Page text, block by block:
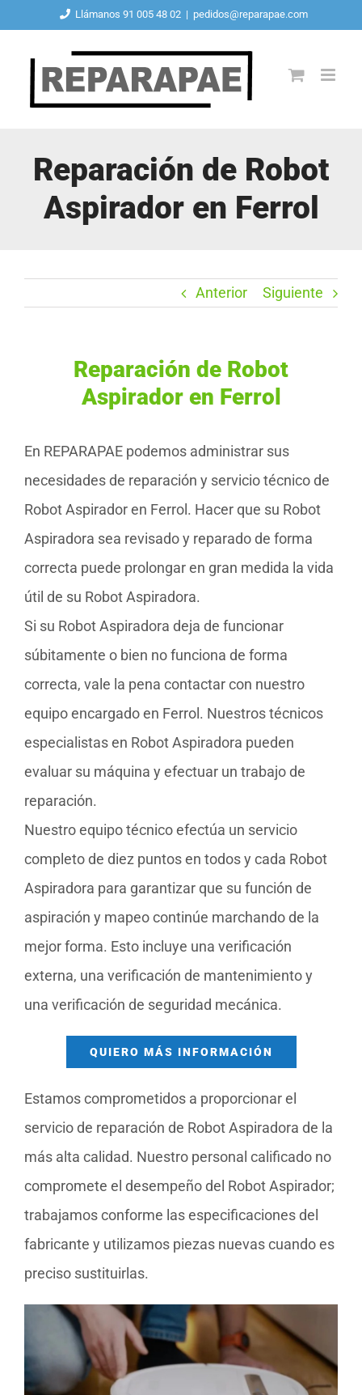
contenido
Llámanos 91 005 48 02 | pedidos@reparapae.com
Reparación de Robot
Aspirador en Ferrol
Anterior Siguiente
Reparación de Robot
Aspirador en Ferrol
En REPARAPAE podemos administrar sus
necesidades de reparación y servicio técnico de
Robot Aspirador en Ferrol. Hacer que su Robot
Aspiradora sea revisado y reparado de forma
correcta puede prolongar en gran medida la vida
útil de su Robot Aspiradora.
Si su Robot Aspiradora deja de funcionar
súbitamente o bien no funciona de forma
correcta, vale la pena contactar con nuestro
equipo encargado en Ferrol. Nuestros técnicos
especialistas en Robot Aspiradora pueden
evaluar su máquina y efectuar un trabajo de
reparación.
Nuestro equipo técnico efectúa un servicio
completo de diez puntos en todos y cada Robot
Aspiradora para garantizar que su función de
aspiración y mapeo continúe marchando de la
mejor forma. Esto incluye una verificación
externa, una verificación de mantenimiento y
una verificación de seguridad mecánica.
QUIERO MÁS INFORMACIÓN
Estamos comprometidos a proporcionar el
servicio de reparación de Robot Aspiradora de la
más alta calidad. Nuestro personal calificado no
compromete el desempeño del Robot Aspirador;
trabajamos conforme las especificaciones del
fabricante y utilizamos piezas nuevas cuando es
preciso sustituirlas.